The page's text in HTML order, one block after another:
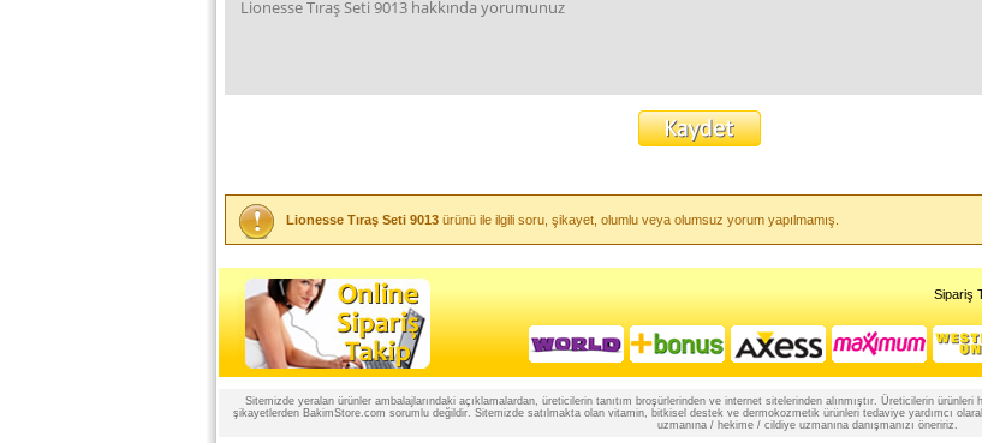
Lionesse Tıraş Seti 9013 ürünü ile ilgili soru, şikayet, olumlu veya olumsuz yorum yapılmamış.
Sipariş
Sitemizde yeralan ürünler ambalajlarındaki açıklamalardan, üreticilerin tanıtım broşürlerinden ve internet sitelerinden alınmıştır. Üreticilerin
şikayetlerden BakimStore.com sorumlu değildir. Sitemizde satılmakta olan vitamin, bitkisel destek ve dermokozmetik ürünleri tedaviye yardımcı
uzmanına / hekime / cildiye uzmanına danışmanızı öneririz.